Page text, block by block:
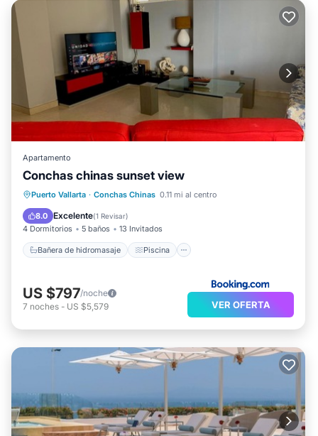
Apartamento
Conchas chinas sunset view
Puerto Vallarta · Conchas Chinas 0.11 mi al centro
8.0 Excelente(1 Revisar)
4 Dormitorios 5 baños 13 Invitados
Bañera de hidromasaje Piscina
Bañera de hidromasaje
Piscina
Balcón/Terraza
US $797/noche
7 noches - US $5,579 VER OFERTA